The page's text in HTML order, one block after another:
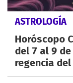
ASTROLOGÍA
Horóscopo
del 7 al 9
regencia del